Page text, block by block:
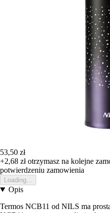
53,50 zł
+2,68 złotrzymasz na kolejne
potwierdzeniu zamowienia
Loading...
Opis
Termos NCB11 od NILS ma